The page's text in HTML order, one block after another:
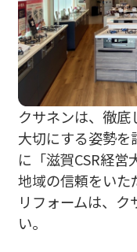
クサネンは、徹
大切にする姿勢を
に「滋賀CSR経営
地域の信頼をいた
リフォームは、
い。